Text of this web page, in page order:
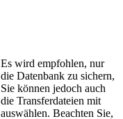
Es wird empfohlen, nur
die Datenbank zu sichern,
Sie können jedoch auch
die Transferdateien mit
auswählen. Beachten Sie,